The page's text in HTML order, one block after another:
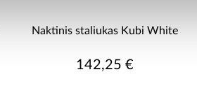
Naktinis staliukas Kubi White
142,25 €